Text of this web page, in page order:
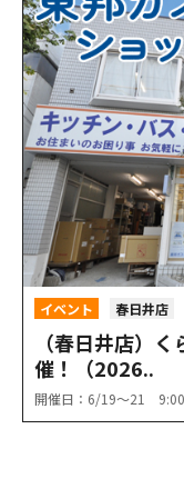
イベント 春日井店
（春日井店）
催！（2026..
開催日：6/19〜21 9:00